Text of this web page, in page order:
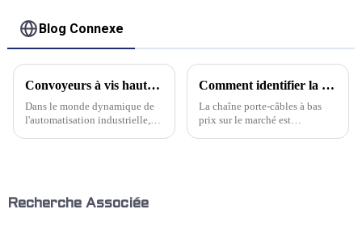
Blog Connexe
Convoyeurs à vis haute performance : pour une manutention fiable des matériaux
Dans le monde dynamique de
l'automatisation industrielle,
de convoyage disponibles,…
Comment identifier la qualité d'une chaîne porte-câbles en plastique technique
La chaîne porte-câbles à bas
prix sur le marché est
Recherche Associée